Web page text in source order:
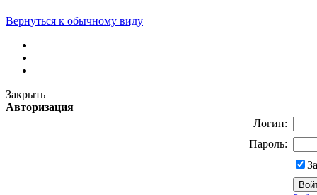
Вернуться к обычному виду
Закрыть
Авторизация
Логин:
Пароль: